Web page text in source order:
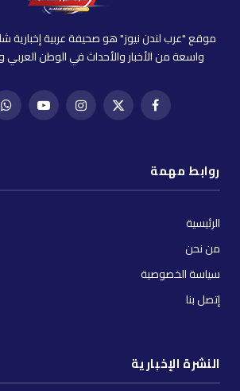
موقع "عرب لندن نيوز" هو صحيفة عربية
واسعة من الأخبار والأحداث في الوطن العربي
فيسبوكX
إنستغراميوتيوب
روابط مهمة
الرئيسية
من نحن
سياسة الخصوصية
إتصل بنا
النشرة الإخبارية